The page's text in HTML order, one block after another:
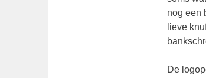
nog een
lieve
De